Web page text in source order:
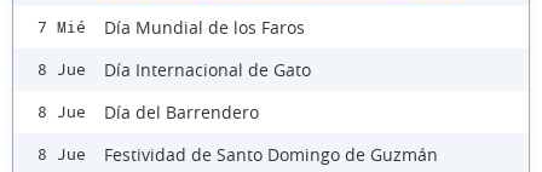
7 Mié Día Mundial de los Faros
8 Jue Día Internacional de Gato
8 Jue Día del Barrendero
8 Jue Festividad de Santo Domingo de Guzmán